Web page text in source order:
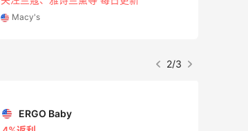
3/3
Private Internet Access VPN